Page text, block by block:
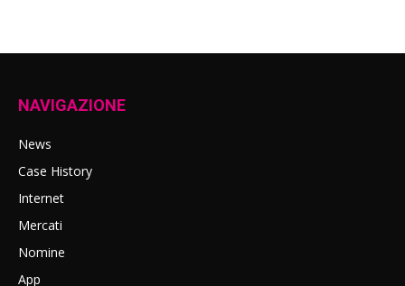
NAVIGAZIONE
News
Case History
Internet
Mercati
Nomine
App